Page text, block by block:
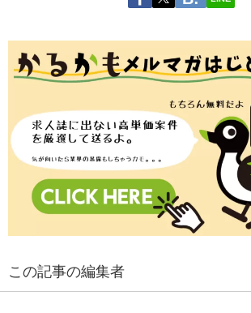
この記事の編集者